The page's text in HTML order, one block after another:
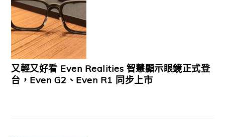
又輕又好看 Even Realities 智慧顯示眼鏡正式登
台，Even G2、Even R1 同步上市